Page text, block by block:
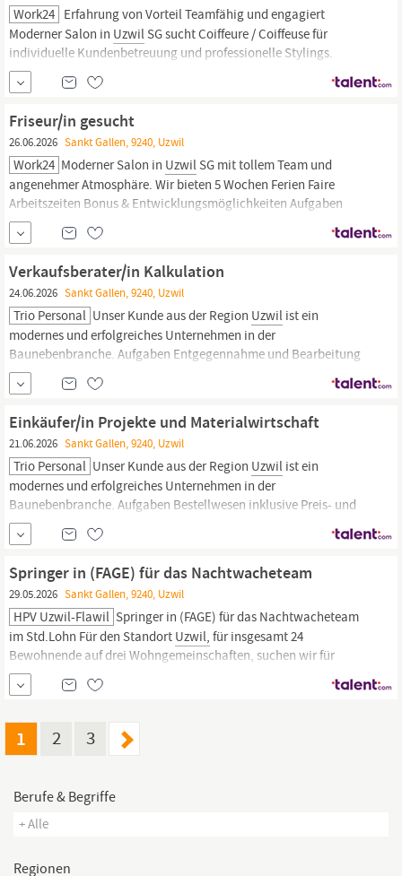
Work24 Erfahrung von Vorteil Teamfähig und engagiert
Moderner Salon in Uzwil SG sucht Coiffeure / Coiffeuse für
individuelle Kundenbetreuung und professionelle Stylings.
Bewirb dich jetzt und werde Teil eines motivierten Teams.
Kontakt: Vanessa Versnik, Weinfelden, +41 58 668 68 83.
Friseur/in gesucht
26.06.2026 Sankt Gallen, 9240, Uzwil
Work24 Moderner Salon in Uzwil SG mit tollem Team und
angenehmer Atmosphäre. Wir bieten 5 Wochen Ferien Faire
Arbeitszeiten Bonus & Entwicklungsmöglichkeiten Aufgaben
Kompetente, selbstständige und individuelle
KundenbetreuungPräzise, typgerechte und effiziente Umsetzung
von Schnitten und FarbenProfessionelle Ausführung von
Colorationen und modernen
Verkaufsberater/in Kalkulation
24.06.2026 Sankt Gallen, 9240, Uzwil
Trio Personal Unser Kunde aus der Region Uzwil ist ein
modernes und erfolgreiches Unternehmen in der
Baunebenbranche. Aufgaben Entgegennahme und Bearbeitung
von Kundenanfragen und Aufträgen per Telefon und Mail
Erstellung von Offerten sowie deren Nachbearbeitung bis zum
Abschluss Professionelle Beratung unserer Kundschaft
Produktbezogene und technische
Einkäufer/in Projekte und Materialwirtschaft
21.06.2026 Sankt Gallen, 9240, Uzwil
Trio Personal Unser Kunde aus der Region Uzwil ist ein
modernes und erfolgreiches Unternehmen in der
Baunebenbranche. Aufgaben Bestellwesen inklusive Preis- und
Terminverhandlungen mit Lieferanten Beschaffung, Prüfung und
Pflege von Produktstammdaten Mitarbeit bei der
Unterstützung bei der Aufbereitung und Analyse von...
Springer in (FAGE) für das Nachtwacheteam
29.05.2026 Sankt Gallen, 9240, Uzwil
HPV Uzwil-Flawil Springer in (FAGE) für das Nachtwacheteam
im Std.Lohn Für den Standort Uzwil, für insgesamt 24
Bewohnende auf drei Wohngemeinschaften, suchen wir für
unregelmässige Einsätze eine n Springer in (FAGE) für das
Nachtwacheteam;(im Stundenlohn, ab sofort oder nach
Arbeitsfeld:
1 2 3
Berufe & Begriffe
+ Alle
Regionen